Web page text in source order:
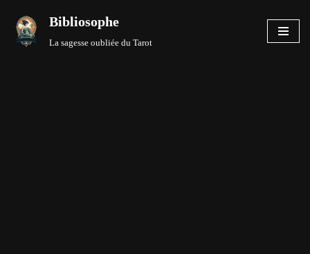
Aller
Bibliosophe
La sagesse oubliée du Tarot